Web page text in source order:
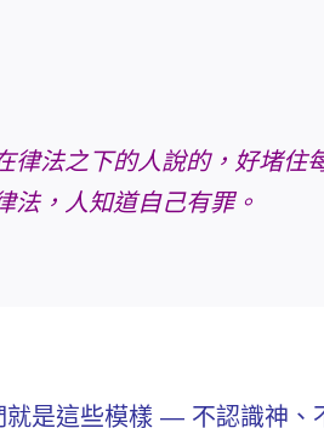
律法之下的人說的，好堵
法，人知道自己有罪。
是這些模樣 — 不認識神